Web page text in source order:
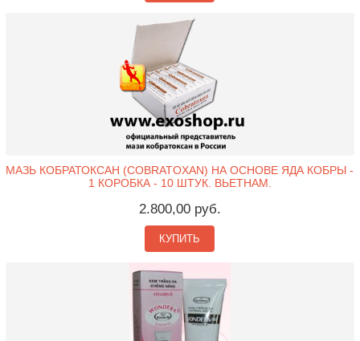
МАЗЬ КОБРАТОКСАН (COBRATOXAN) НА ОСНОВЕ ЯДА КОБРЫ -
1 КОРОБКА - 10 ШТУК. ВЬЕТНАМ.
2.800,00 руб.
КУПИТЬ